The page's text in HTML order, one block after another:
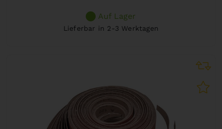
Auf Lager
Lieferbar in 2-3 Werktagen